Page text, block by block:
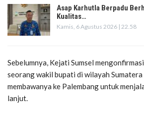
Asap Karhutla Berpadu
Kualitas…
Kamis, 6 Agustus 2026 | 22.58
Sebelumnya, Kejati Sumsel
seorang wakil bupati di wilayah Sumatera
membawanya ke Palembang untuk
lanjut.